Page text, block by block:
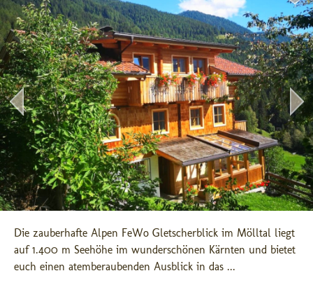
Die zauberhafte Alpen FeWo Gletscherblick im Mölltal liegt
auf 1.400 m Seehöhe im wunderschönen Kärnten und bietet
euch einen atemberaubenden Ausblick in das ...